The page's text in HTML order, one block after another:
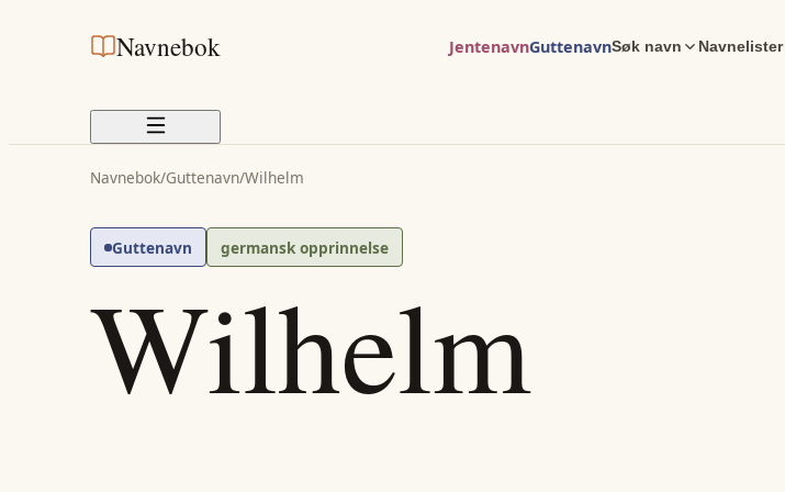
Navnebok JentenavnGuttenavnSøk navn Navnelister
Navnebok/Guttenavn/Wilhelm
Guttenavn germansk opprinnelse
Wilhelm